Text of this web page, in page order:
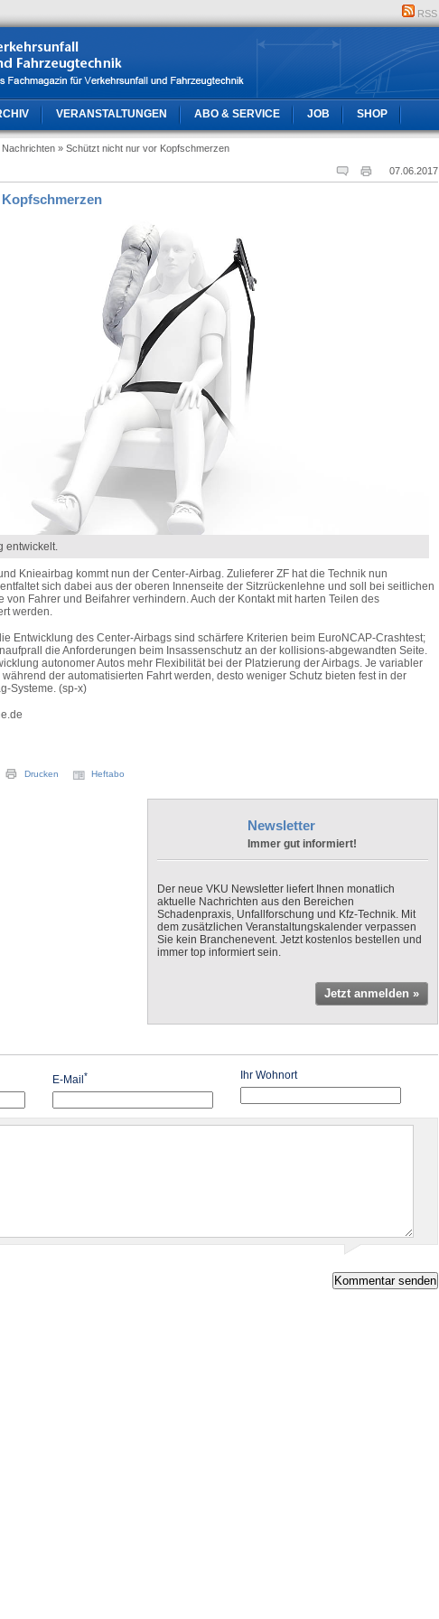
RSS
VERANSTALTUNGEN ABO & SERVICE JOB SHOP
Nachrichten » Schützt nicht nur vor Kopfschmerzen
07.06.2017
entwickelt.
Knieairbag kommt nun der Center-Airbag. Zulieferer ZF hat die Technik nun
sich dabei aus der oberen Innenseite der Sitzrückenlehne und soll bei seitlichen
von Fahrer und Beifahrer verhindern. Auch der Kontakt mit harten Teilen des
werden.
Entwicklung des Center-Airbags sind schärfere Kriterien beim EuroNCAP-Crashtest;
die Anforderungen beim Insassenschutz an der kollisions-abgewandten Seite.
autonomer Autos mehr Flexibilität bei der Platzierung der Airbags. Je variabler
der automatisierten Fahrt werden, desto weniger Schutz bieten fest in der
Systeme. (sp-x)
Drucken Heftabo
Newsletter
Immer gut informiert!
Der neue VKU Newsletter liefert Ihnen monatlich
aktuelle Nachrichten aus den Bereichen
Schadenpraxis, Unfallforschung und Kfz-Technik. Mit
dem zusätzlichen Veranstaltungskalender verpassen
Sie kein Branchenevent. Jetzt kostenlos bestellen und
immer top informiert sein.
Jetzt anmelden »
E-Mail* Ihr Wohnort